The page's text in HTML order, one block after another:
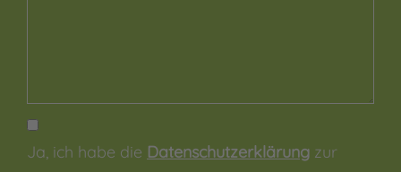
Ja, ich habe die Datenschutzerklärung zur